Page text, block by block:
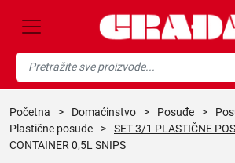
početna > domaćinstvo > posuđe >
plastične posude
>
SET 3/1 PLASTIČNE
CONTAINER 0,5L SNIPS